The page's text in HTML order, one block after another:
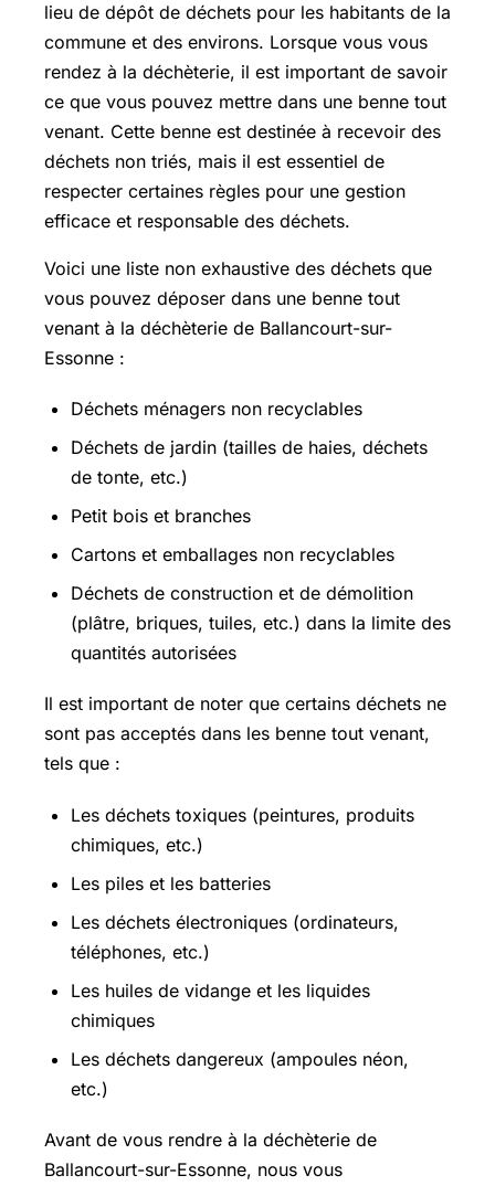
lieu de dépôt de déchets pour les habitants de la
commune et des environs. Lorsque vous vous
rendez à la déchèterie, il est important de savoir
ce que vous pouvez mettre dans une benne tout
venant. Cette benne est destinée à recevoir des
déchets non triés, mais il est essentiel de
respecter certaines règles pour une gestion
efficace et responsable des déchets.
Voici une liste non exhaustive des déchets que
vous pouvez déposer dans une benne tout
venant à la déchèterie de Ballancourt-sur-
Essonne :
Déchets ménagers non recyclables
Déchets de jardin (tailles de haies, déchets
de tonte, etc.)
Petit bois et branches
Cartons et emballages non recyclables
Déchets de construction et de démolition
(plâtre, briques, tuiles, etc.) dans la limite des
quantités autorisées
Il est important de noter que certains déchets ne
sont pas acceptés dans les benne tout venant,
tels que :
Les déchets toxiques (peintures, produits
chimiques, etc.)
Les piles et les batteries
Les déchets électroniques (ordinateurs,
téléphones, etc.)
Les huiles de vidange et les liquides
chimiques
Les déchets dangereux (ampoules néon,
etc.)
Avant de vous rendre à la déchèterie de
Ballancourt-sur-Essonne, nous vous